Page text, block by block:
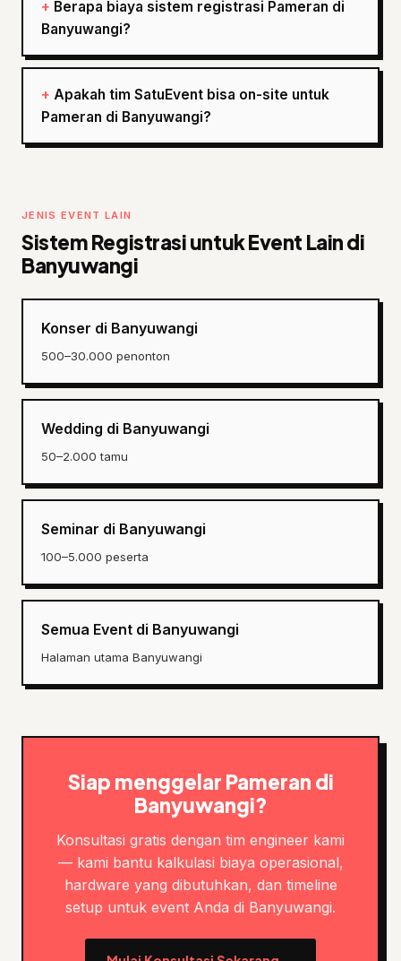
Berapa biaya sistem registrasi Pameran di
Banyuwangi?
Apakah tim SatuEvent bisa on-site untuk
Pameran di Banyuwangi?
JENIS EVENT LAIN
Sistem Registrasi untuk Event Lain di
Banyuwangi
Konser di Banyuwangi
500–30.000 penonton
Wedding di Banyuwangi
50–2.000 tamu
Seminar di Banyuwangi
100–5.000 peserta
Semua Event di Banyuwangi
Halaman utama Banyuwangi
Siap menggelar Pameran di
Banyuwangi?
Konsultasi gratis dengan tim engineer kami
— kami bantu kalkulasi biaya operasional,
hardware yang dibutuhkan, dan timeline
setup untuk event Anda di Banyuwangi.